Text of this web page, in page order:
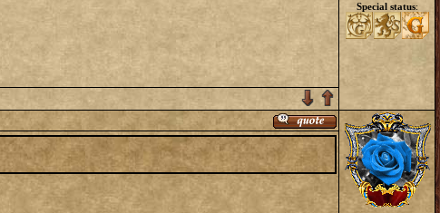
Special status: